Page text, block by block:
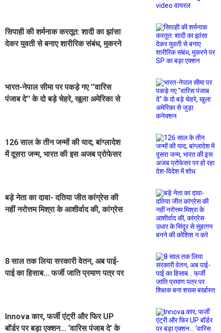
सिपाही की शर्मनाक करतूत: शादी का झांसा
देकर युवती से बनाए शारीरिक संबंध, मुकरने
भारत-नेपाल सीमा पर पकड़े गए ''वारिस
पंजाब दे'' के दो बड़े चेहरे, खुला अमेरिका से
126 साल के तीन जन्मों की याद; बांग्लादेश
में दूसरा जन्म, भारत की इस अजब प्रोफेसर
बड़े नेता का दावा- दतिया जीत कांग्रेस की
नहीं नरोत्तम मिश्रा के आशीर्वाद की, कांग्रेस
8 साल तक लिया सरकारी वेतन, अब पाई-
पाई का हिसाब... फर्जी जाति प्रमाण पत्र पर
Innova कार, फर्जी एंट्री और फिर UP
बॉर्डर पर बड़ा एक्शन... ‘वारिस पंजाब दे’ के